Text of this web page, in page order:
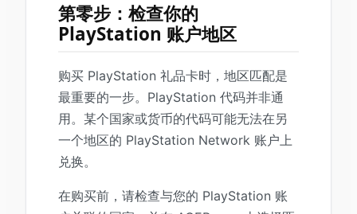
第零步：检查你的
PlayStation 账户地区
购买 PlayStation 礼品卡时，地区匹配是
最重要的一步。PlayStation 代码并非通
用。某个国家或货币的代码可能无法在另
一个地区的 PlayStation Network 账户上
兑换。
在购买前，请检查与您的 PlayStation 账